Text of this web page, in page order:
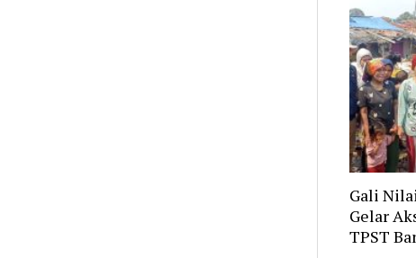
Gali
Gelar
TPST